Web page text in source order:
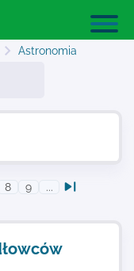
Astronomia
8 9 ...